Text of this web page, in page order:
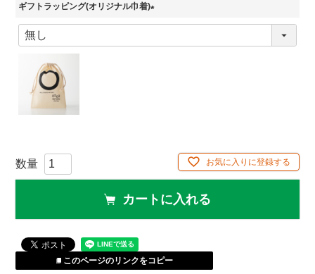
ギフトラッピング(オリジナル巾着)
(
お気に入りに登録する
カートに入れる
このページのリンクをコピー